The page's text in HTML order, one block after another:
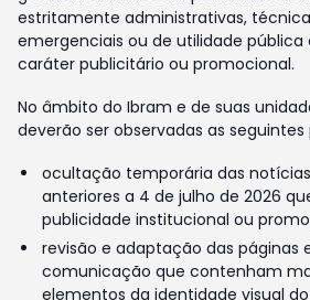
estritamente administrativas,
emergenciais ou de utilidade
caráter publicitário ou promocional.
No âmbito do Ibram e de suas
deverão ser observadas as seguintes
ocultação temporária das
anteriores a 4 de julho de 2026
publicidade institucional ou
revisão e adaptação das páginas
comunicação que contenham
elementos da identidade visual